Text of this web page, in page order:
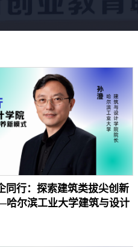
同行：探索建筑类拔尖创新
尔滨工业大学建筑与设计